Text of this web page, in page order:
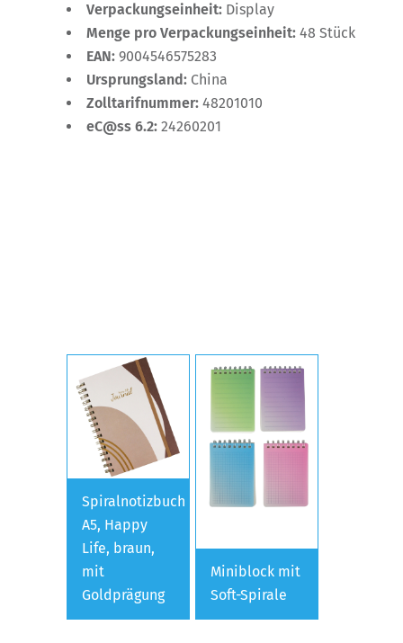
Verpackungseinheit: Display
Menge pro Verpackungseinheit: 48 Stück
EAN: 9004546575283
Ursprungsland: China
Zolltarifnummer: 48201010
eC@ss 6.2: 24260201
Spiralnotizbuch
A5, Happy
Life, braun,
mit
Goldprägung
Miniblock mit
Soft-Spirale